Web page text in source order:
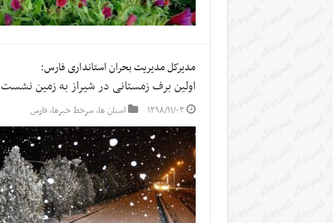
مدیرکل مدیریت بحران استانداری فارس:
اولین برف زمستانی در شیراز به زمین نشست
۱۳۹۸/۱۱/۰۳ استان ها,سرخط خبرها, فارس